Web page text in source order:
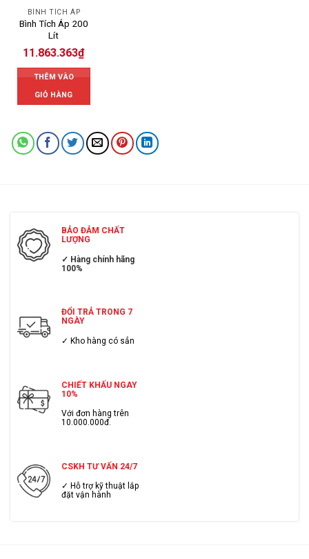
BÌNH TÍCH ÁP
Bình Tích Áp 200
Lít
11.863.363₫
THÊM VÀO
GIỎ HÀNG
BẢO ĐẢM CHẤT
LƯỢNG
✓ Hàng chính hãng
100%
ĐỔI TRẢ TRONG 7
NGÀY
✓ Kho hàng có sẳn
CHIẾT KHẤU NGAY
10%
Với đơn hàng trên
10.000.000đ.
CSKH TƯ VẤN 24/7
✓ Hỗ trợ kỹ thuật lắp
đặt vận hành